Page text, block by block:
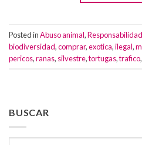
Posted inAbuso animal,
biodiversidad,comprar,exotica,ilegal,
pericos,ranas, silvestre,tortugas,trafico,
BUSCAR